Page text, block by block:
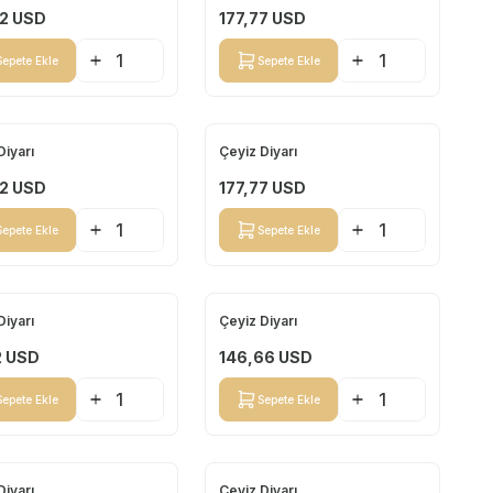
USD
Ekle
177,77 USD
Sepete Ekle
USD
Ekle
Yeni
Çeyiz Diyarı
177,77 USD
Sepete Ekle
USD
Ekle
Yeni
Çeyiz Diyarı
146,66 USD
Sepete Ekle